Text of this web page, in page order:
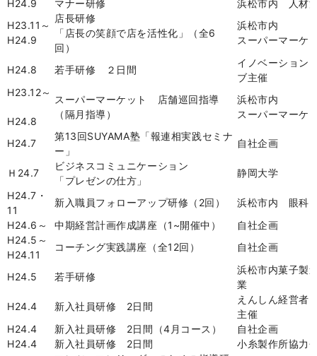
H24.9
マナー研修
浜松市内 人材
H23.11 ～
H24.9
店長研修
「店長の笑顔で店を活性化」（全6
回）
浜松市内
スーパーマーケ
H24.8 若手研修 ２日間
イノベーション
ブ主催
H23.12～
H24.8
スーパーマーケット 店舗巡回指導
（隔月指導）
浜松市内
スーパーマーケ
H24.7
第13回SUYAMA塾「報連相実践セミナ
ー」
自社企画
Ｈ 24.7
ビジネスコミュニケーション
「プレゼンの仕方」
静岡大学
H24.7 ・
11
新入職員フォローアップ研修（ 2回）
浜松市内 眼科
H24.6 ～ 中期経営計画作成講座（1~開催中）
自社企画
H24.5 ～
H24.11
コーチング実践講座（全12回） 自社企画
H24.5 若手研修
浜松市内菓子製
業
H24.4
新入社員研修 2日間
えんしん経営者
主催
H24.4
新入社員研修 2日間（4 月コース）
自社企画
H24.4
新入社員研修 2日間
小糸製作所協力